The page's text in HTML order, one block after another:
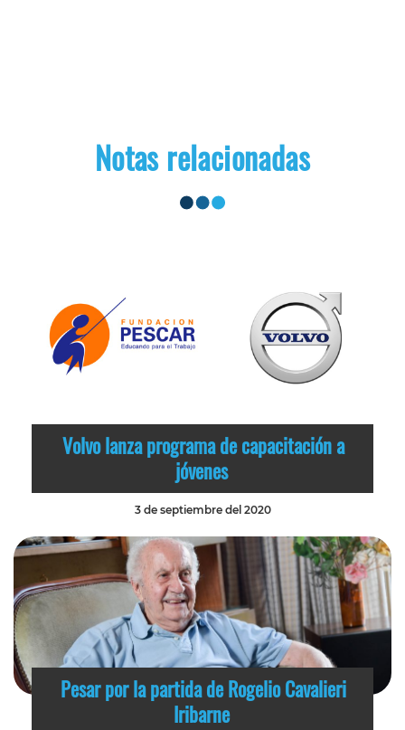
Notas relacionadas
Volvo lanza programa de capacitación a
jóvenes
3 de septiembre del 2020
Pesar por la partida de Rogelio Cavalieri
Iribarne